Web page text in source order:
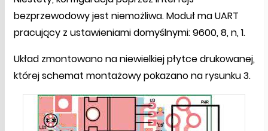
bezprzewodowy jest niemożliwa. Moduł ma UART
pracujący z ustawieniami domyślnymi: 9600, 8, n, 1.
Układ zmontowano na niewielkiej płytce drukowanej,
której schemat montażowy pokazano na rysunku 3.